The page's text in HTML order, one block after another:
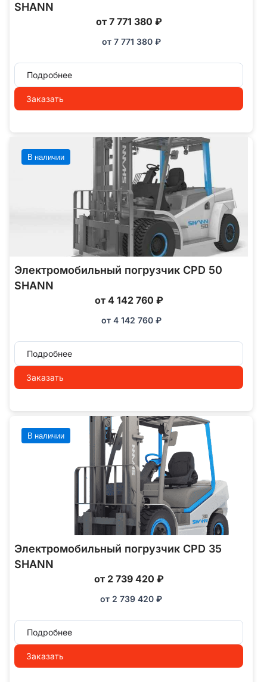
SHANN
от 7 771 380 ₽
от 7 771 380 ₽
Подробнее
Заказать
В наличии
Электромобильный погрузчик CPD 50
SHANN
от 4 142 760 ₽
от 4 142 760 ₽
Подробнее
Заказать
В наличии
Электромобильный погрузчик CPD 35
SHANN
от 2 739 420 ₽
от 2 739 420 ₽
Подробнее
Заказать